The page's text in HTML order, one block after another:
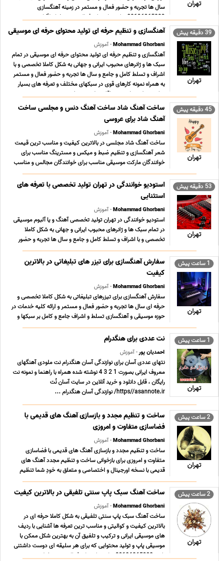
تهران
سال ها تجربه و حضور فعال و مستمر در زمینه آهنگسازی
09196065003 پیام رسان های فعال همین خط تلگرام رو ... ...
39 دقیقه پیش
تهران
آهنگسازی و تنظیم حرفه ای تولید محتوای حرفه ای موسیقی
Mohammad Ghorbani- آموزش
آهنگسازی و تنظیم حرفه ای تولید محتوای حرفه ای موسیقی در تمام
سبک ها و ژانرهای محبوب ایرانی و جهانی به شکل کاملا تخصصی و با
اشراف و تسلط کامل و جامع و سال ها تجربه و حضور فعال و مستمر
به همراه نمونه کارهای قوی در سبکهای مختلف و تعرفه های بسیار
مناسب ؛ استثنایی و حداقلی تولید محتوا ... ...
45 دقیقه پیش
تهران
ساخت آهنگ شاد ساخت آهنگ دنس و مجلسی ساخت
آهنگ شاد برای عروسی
Mohammad Ghorbani- آموزش
ساخت آهنگ شاد مجلسی در بالاترین کیفیت و مناسب ترین قیمت
شعر آهنگسازی و تنظیم ضبط و میکس و مسترینگ مناسب برای
خوانندگان مارکت موسیقی مناسب برای خوانندگان مجالس و مناسب
برای خواندن عروس و داماد برای هم در مراسم عروسی
09196065003 پیام رسان های فعال همین خط تلگرام روبیکا ایتا بل
... ...
53 دقیقه پیش
تهران
استودیو خوانندگی در تهران تولید تخصصی با تعرفه های
استثنایی
Mohammad Ghorbani- آموزش
استودیو خوانندگی در تهران تولید تخصصی آهنگ و یا آلبوم موسیقی
در تمام سبک ها و ژانرهای محبوب ایرانی و جهانی به شکل کاملا
تخصصی و با اشراف و تسلط کامل و جامع و سال ها تجربه و حضور
فعال و مستمر به همراه نمونه کارهای قوی در سبکهای مختلف و تعرفه
های بسیار مناسب ؛ استثنایی و حداقلی تول ... ...
1 ساعت پیش
تهران
سفارش آهنگسازی برای تیزر های تبلیغاتی در بالاترین
کیفیت
Mohammad Ghorbani- آموزش
سفارش آهنگسازی برای تیزرهای تبلیغاتی به شکل کاملا تخصصی و
حرفه ای سال ها تجربه و حضور فعال و مستمر و ارائه کلیه خدمات در
حوزه موسیقی و آهنگسازی تسلط و اشراف جامع و کامل بر سبکها و
ژانرهای محبوب موسیقی ایرانی و جهانی به همراه نمونه کارهای قوی
سبکهای تخصصی مناسب آهنگسازی تیزرهای تب ... ...
1 ساعت پیش
تهران
نت عددی برای هنگدرام
احمدیان پور- آموزش
نتهای عددی آسان برای نوازندگی آسان هنگدرام نت ملودی آهنگهای
معروف ایرانی بصورت 1 2 3 4 نوشته شده همراه با راهنما و نمونه نت
رایگان ، قابل دانلود و خرید آنلاین در سایت آسان نُت
https//asannote.ir/ نوازندگی آسان هنگدرام ...
2 ساعت پیش
تهران
ساخت و تنظیم مجدد و بازسازی آهنگ های قدیمی با
فضاسازی متفاوت و امروزی
Mohammad Ghorbani- آموزش
ساخت و تنظیم مجدد و بازسازی آهنگ های قدیمی با فضاسازی
متفاوت و امروزی برای بازخوانی ساخت و تنظیم مجدد آهنگ های
قدیمی با نسخه اورجینال و اختصاصی و متعلق به خودِ شما تنظیم
مجدد آهنگ های قدیمی به شکلی که مخاطب امروز با آن به راحتی
ارتباط برقرار کند با نمونه کارهای قوی و تعرفه های ... ...
2 ساعت پیش
تهران
ساخت آهنگ سبک پاپ سنتی تلفیقی در بالاترین کیفیت
Mohammad Ghorbani- آموزش
ساخت آهنگ سبک پاپ سنتی تلفیقی به شکل کاملا حرفه ای در
بالاترین کیفیت و کوالیتی و مناسب ترین تعرفه ها آشنایی با ردیف
های موسیقی ایرانی و ترکیب و تلفیق آن به بهترین شکل ممکن با
موسیقی پاپ و تولید محتوایی که برای هر سلیقه ای دوست داشتنی
باشد 09196065003 پیام رسان های فعال همین خط ... ...